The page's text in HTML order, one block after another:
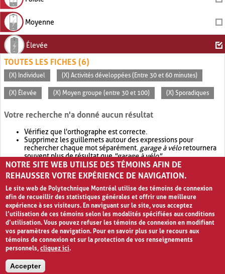
Moyenne
Élevée
TOUTES LES FICHES (6)
(X) Individuel (X) Activités développées (Entre 30 et 60 minutes)
(X) Élevée (X) Moyen groupe (entre 30 et 100) (X) Sporadiques
Votre recherche n'a donné aucun résultat
Vérifiez que l'orthographe est correcte.
Supprimez les guillemets autour des expressions pour
rechercher chaque mot séparément. garage à véloretournera
souvent plus de résultat que"garage à vélo".
Envisagez d'élargir votre recherche avec OR.garage OR vélo
retournera souvent plus de résultat quegarage à vélo
NOTRE SITE WEB UTILISE DES TÉMOINS AFIN DE
REHAUSSER VOTRE EXPÉRIENCE DE NAVIGATION.
Le site web de Polytechnique Montréal utilise des témoins de connexion
afin de recueillir des statistiques générales et offrir une meilleure
expérience à ses visiteurs. En naviguant sur le site, vous acceptez
l’utilisation de ces témoins selon les modalités spécifiées aux conditions
d’utilisation. Vous pouvez refuser les témoins de connexion en modifiant
vos paramètres de navigation. Pour en savoir plus sur le recours aux
témoins de connexion et sur la protection de vos renseignements
personnels,cliquez ici.
Accepter